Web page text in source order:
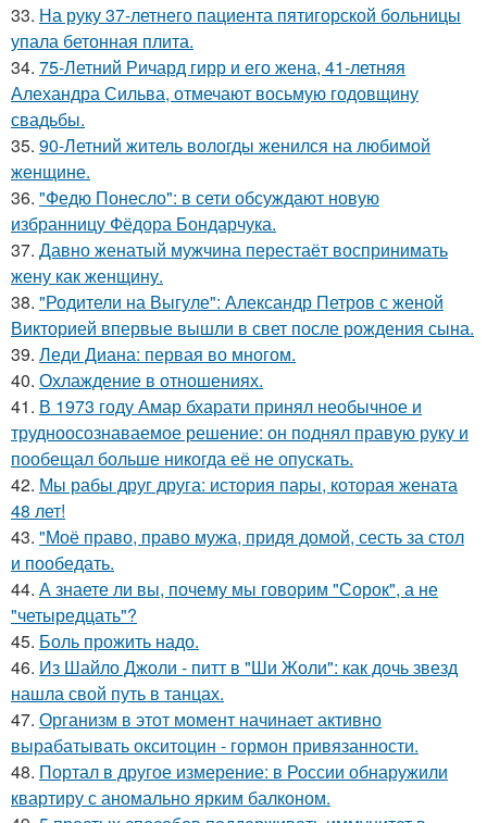
33. На руку 37-летнего пациента пятигорской больницы
упала бетонная плита.
34. 75-Летний Ричард гирр и его жена, 41-летняя
Алехандра Сильва, отмечают восьмую годовщину
свадьбы.
35. 90-Летний житель вологды женился на любимой
женщине.
36. "Федю Понесло": в сети обсуждают новую
избранницу Фёдора Бондарчука.
37. Давно женатый мужчина перестаёт воспринимать
жену как женщину.
38. "Родители на Выгуле": Александр Петров с женой
Викторией впервые вышли в свет после рождения сына.
39. Леди Диана: первая во многом.
40. Охлаждение в отношениях.
41. В 1973 году Амар бхарати принял необычное и
трудноосознаваемое решение: он поднял правую руку и
пообещал больше никогда её не опускать.
42. Мы рабы друг друга: история пары, которая жената
48 лет!
43. "Моё право, право мужа, придя домой, сесть за стол
и пообедать.
44. А знаете ли вы, почему мы говорим "Сорок", а не
"четыредцать"?
45. Боль прожить надо.
46. Из Шайло Джоли - питт в "Ши Жоли": как дочь звезд
нашла свой путь в танцах.
47. Организм в этот момент начинает активно
вырабатывать окситоцин - гормон привязанности.
48. Портал в другое измерение: в России обнаружили
квартиру с аномально ярким балконом.